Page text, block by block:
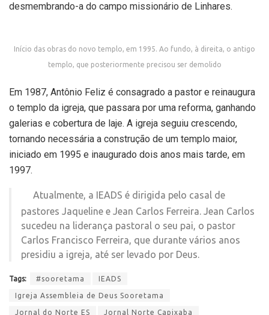
desmembrando-a do campo missionário de Linhares.
Início das obras do novo templo, em 1995. Ao fundo, à direita, o antigo
templo, que posteriormente precisou ser demolido
Em 1987, Antônio Feliz é consagrado a pastor e reinaugura
o templo da igreja, que passara por uma reforma, ganhando
galerias e cobertura de laje. A igreja seguiu crescendo,
tornando necessária a construção de um templo maior,
iniciado em 1995 e inaugurado dois anos mais tarde, em
1997.
Atualmente, a IEADS é dirigida pelo casal de
pastores Jaqueline e Jean Carlos Ferreira. Jean Carlos
sucedeu na liderança pastoral o seu pai, o pastor
Carlos Francisco Ferreira, que durante vários anos
presidiu a igreja, até ser levado por Deus.
Tags: #sooretama IEADS
Igreja Assembleia de Deus Sooretama
Jornal do Norte ES Jornal Norte Capixaba